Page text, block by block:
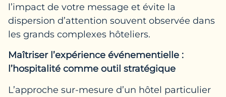
l’impact de votre message et évite la
dispersion d’attention souvent observée dans
les grands complexes hôteliers.
Maîtriser l’expérience événementielle :
l’hospitalité comme outil stratégique
L’approche sur-mesure d’un hôtel particulier